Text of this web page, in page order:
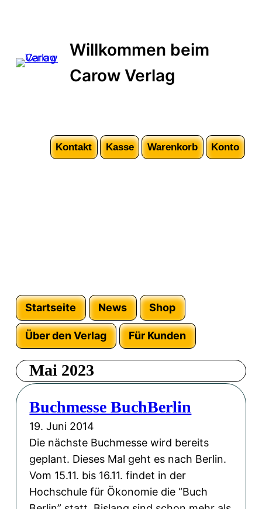
Willkommen beim
Carow Verlag
Kontakt Kasse Warenkorb Konto
Startseite News Shop
Über den Verlag Für Kunden
Mai 2023
Buchmesse BuchBerlin
19. Juni 2014
Die nächste Buchmesse wird bereits
geplant. Dieses Mal geht es nach Berlin.
Vom 15.11. bis 16.11. findet in der
Hochschule für Ökonomie die “Buch